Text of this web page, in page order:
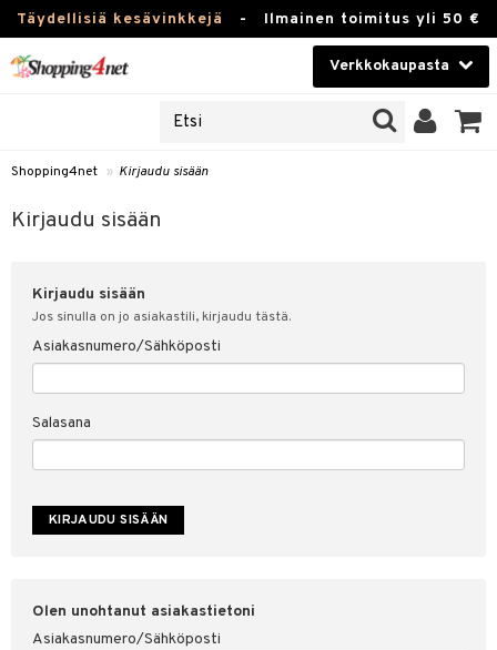
Täydellisiä kesävinkkejä - Ilmainen toimitus yli 50 €
Verkkokaupasta
Piilolinssit
Luontaistuotteet
Fitness
Koti & Sisustus
Lelut, Lapsi & Vauva
Tuotemerkkejä
Shopping4net » Kirjaudu sisään
Kirjaudu sisään
Kirjaudu sisään
Jos sinulla on jo asiakastili, kirjaudu tästä.
Asiakasnumero/Sähköposti
Salasana
Olen unohtanut asiakastietoni
Asiakasnumero/Sähköposti
sisään
& vastauksia
myyntiehdot
suojaus